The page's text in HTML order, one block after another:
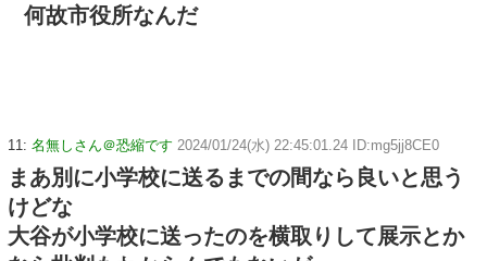
何故市役所なんだ
11: 名無しさん＠恐縮です 2024/01/24(水) 22:45:01.24 ID:mg5jj8CE0
まあ別に小学校に送るまでの間なら良いと思う
けどな
大谷が小学校に送ったのを横取りして展示とか